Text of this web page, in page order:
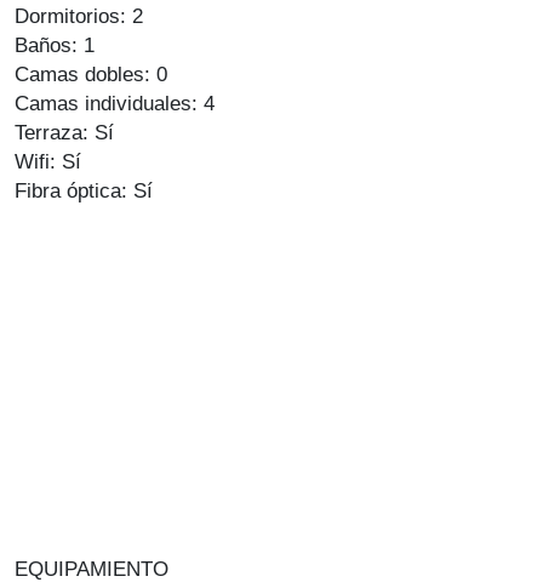
Dormitorios: 2
Baños: 1
Camas dobles: 0
Camas individuales: 4
Terraza: Sí
Wifi: Sí
Fibra óptica: Sí
EQUIPAMIENTO